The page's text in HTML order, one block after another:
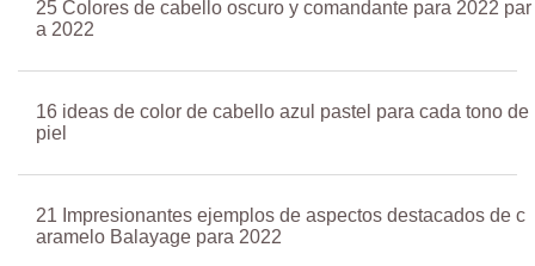
25 Colores de cabello oscuro y comandante para 2022 par
a 2022
16 ideas de color de cabello azul pastel para cada tono de
piel
21 Impresionantes ejemplos de aspectos destacados de c
aramelo Balayage para 2022